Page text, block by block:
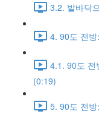
3.2. 발바닥
4. 90도 전
4.1. 90도 전
(0:19)
5. 90도 전